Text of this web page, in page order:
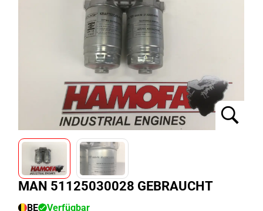
MAN 51125030028 GEBRAUCHT
BE
Verfügbar